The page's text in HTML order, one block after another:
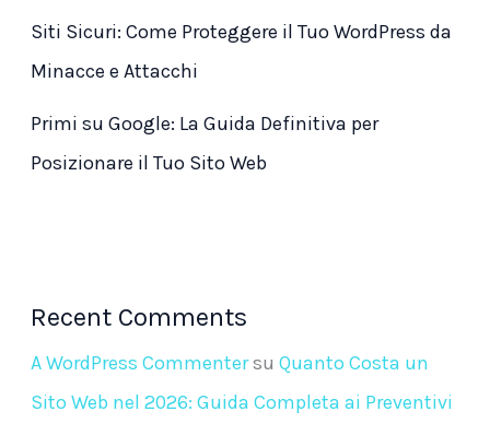
Siti Sicuri: Come Proteggere il Tuo WordPress da
Minacce e Attacchi
Primi su Google: La Guida Definitiva per
Posizionare il Tuo Sito Web
Recent Comments
A WordPress Commentersu Quanto Costa un
Sito Web nel 2026: Guida Completa ai Preventivi